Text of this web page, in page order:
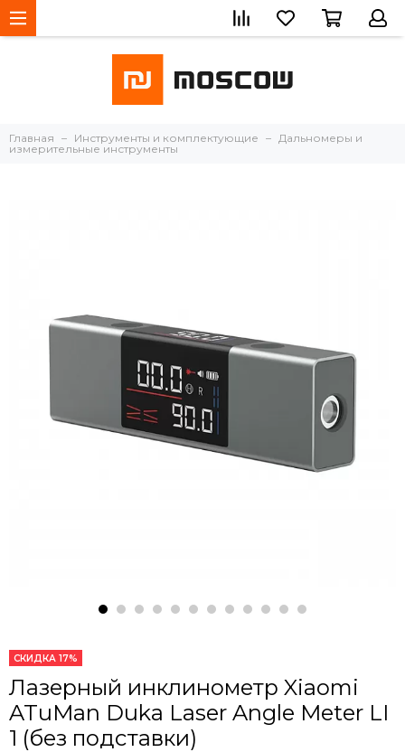
Главная Инструменты и комплектующие
Дальномеры и
измерительные инструменты
СКИДКА 17%
Лазерный инклинометр Xiaomi
ATuMan Duka Laser Angle Meter LI
1 (без подставки)